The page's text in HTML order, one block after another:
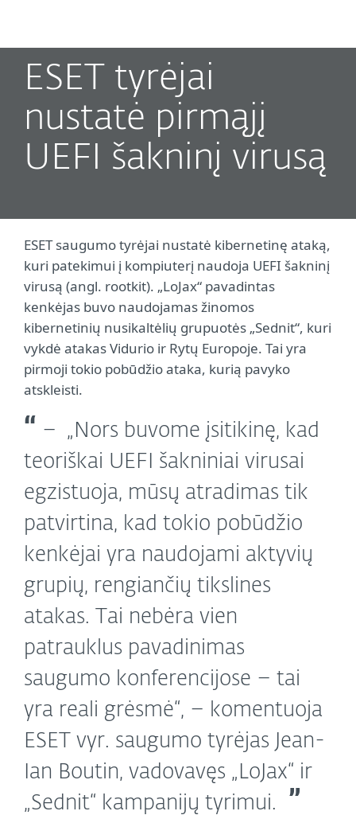
ESET tyrėjai
nustatė pirmąjį
UEFI šakninį virusą
ESET saugumo tyrėjai nustatė kibernetinę ataką,
kuri patekimui į kompiuterį naudoja UEFI šakninį
virusą (angl. rootkit). „LoJax“ pavadintas
kenkėjas buvo naudojamas žinomos
kibernetinių nusikaltėlių grupuotės „Sednit“, kuri
vykdė atakas Vidurio ir Rytų Europoje. Tai yra
pirmoji tokio pobūdžio ataka, kurią pavyko
atskleisti.
„Nors buvome įsitikinę, kad
teoriškai UEFI šakniniai virusai
egzistuoja, mūsų atradimas tik
patvirtina, kad tokio pobūdžio
kenkėjai yra naudojami aktyvių
grupių, rengiančių tikslines
atakas. Tai nebėra vien
patrauklus pavadinimas
saugumo konferencijose – tai
yra reali grėsmė“, – komentuoja
ESET vyr. saugumo tyrėjas Jean-
Ian Boutin, vadovavęs „LoJax“ ir
„Sednit“ kampanijų tyrimui.